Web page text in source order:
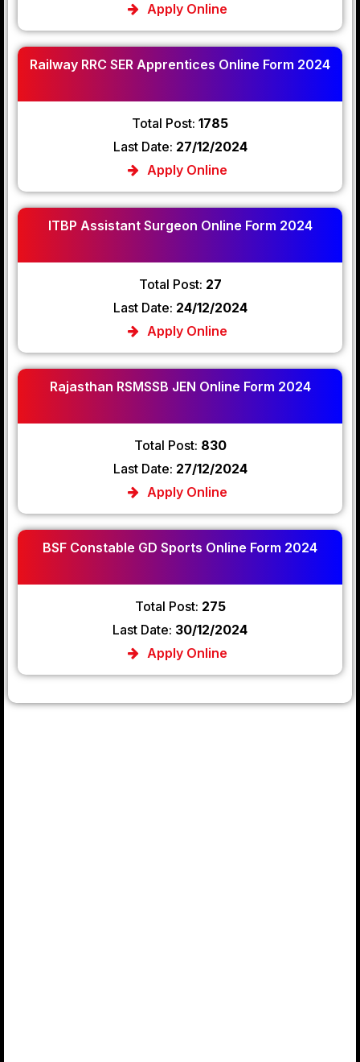
Apply Online
Railway RRC SER Apprentices Online Form 2024
Total Post: 1785
Last Date: 27/12/2024
Apply Online
ITBP Assistant Surgeon Online Form 2024
Total Post: 27
Last Date: 24/12/2024
Apply Online
Rajasthan RSMSSB JEN Online Form 2024
Total Post: 830
Last Date: 27/12/2024
Apply Online
BSF Constable GD Sports Online Form 2024
Total Post: 275
Last Date: 30/12/2024
Apply Online